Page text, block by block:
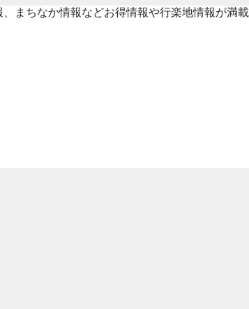
まちなか情報などお得情報や行楽地情報が満載